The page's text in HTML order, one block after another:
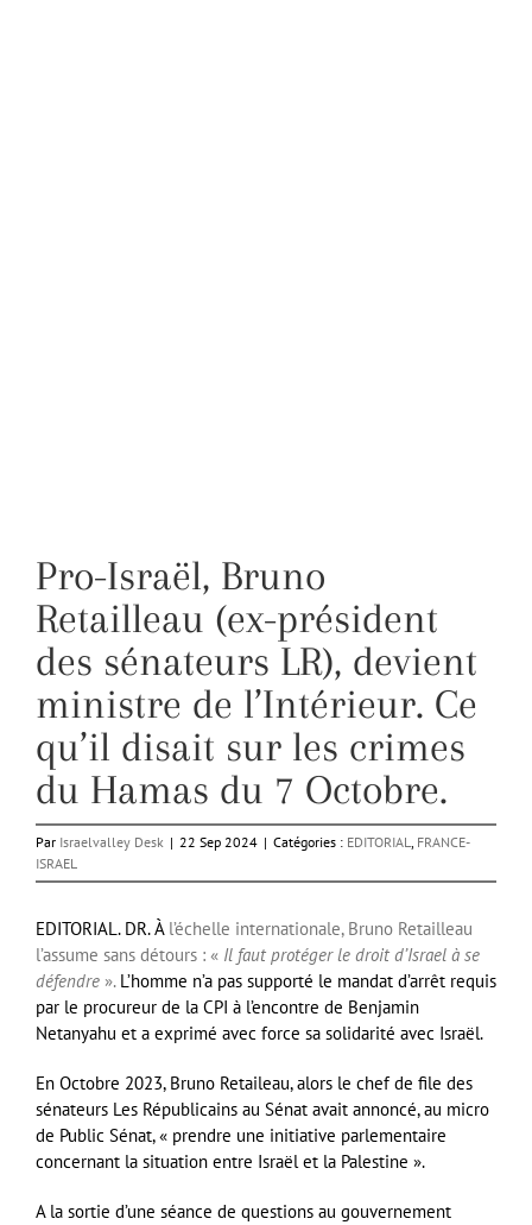
Pro-Israël, Bruno
Retailleau (ex-président
des sénateurs LR), devient
ministre de l’Intérieur. Ce
qu’il disait sur les crimes
du Hamas du 7 Octobre.
Par Israelvalley Desk | 22 Sep 2024 | Catégories : EDITORIAL, FRANCE-
ISRAEL
EDITORIAL. DR. Àl’échelle internationale, Bruno Retailleau
l’assume sans détours : « Il faut protéger le droit d’Israel à se
défendre ». L’homme n’a pas supporté le mandat d’arrêt requis
par le procureur de la CPI à l’encontre de Benjamin
Netanyahu et a exprimé avec force sa solidarité avec Israël.
En Octobre 2023, Bruno Retaileau, alors le chef de file des
sénateurs Les Républicains au Sénat avait annoncé, au micro
de Public Sénat, « prendre une initiative parlementaire
concernant la situation entre Israël et la Palestine ».
A la sortie d’une séance de questions au gouvernement